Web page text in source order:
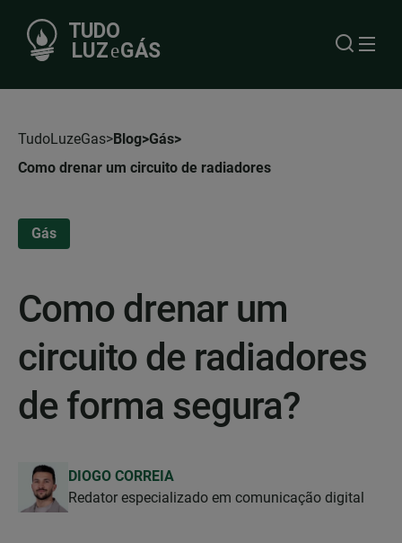
TudoLuzeGas Blog Gás
Como drenar um circuito de radiadores
Gás
Como drenar um
circuito de radiadores
de forma segura?
DIOGO CORREIA
Redator especializado em comunicação digital